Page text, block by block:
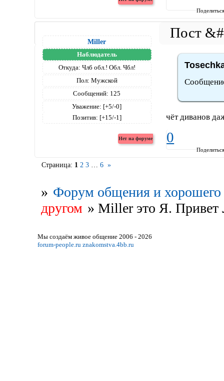
Miller
Наблюдатель
Откуда: Члб обл.! Обл. Чбл!
Пол: Мужской
Сообщений: 125
Уважение: [+5/-0]
Позитив: [+15/-1] чёт диванов
0
Страница: 1 2 3 6 »
» Форум общения и хорошего
другом » Miller это Я.
Мы создаём живое общение 2006 - 2026
forum-people.ru znakomstva.4bb.ru